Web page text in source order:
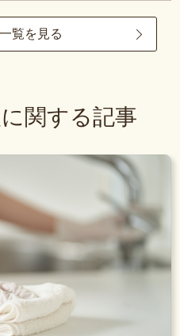
覧を見る
関する記事